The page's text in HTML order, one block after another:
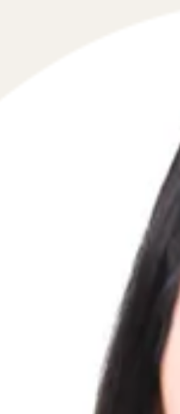
юристов в сфере
свой телефон,